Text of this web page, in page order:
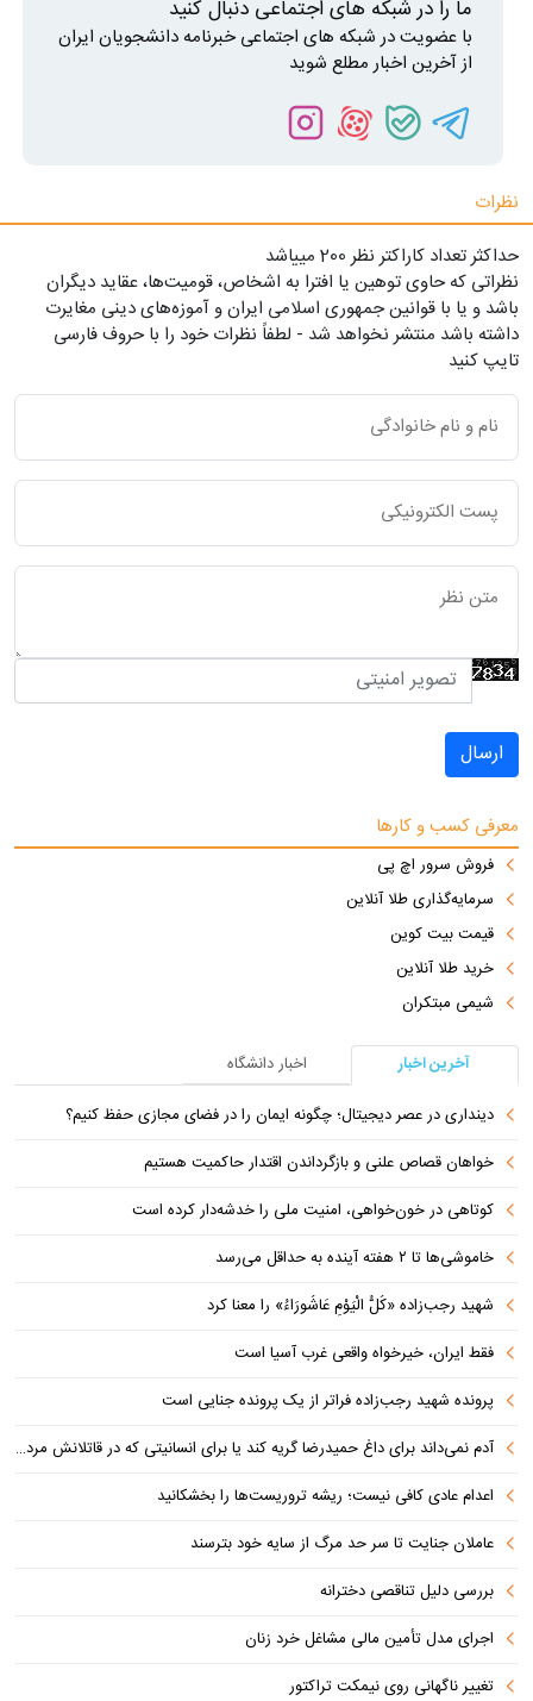
ما را در شبکه های اجتماعی دنبال کنید
با عضویت در شبکه های اجتماعی خبرنامه دانشجویان ایران
از آخرین اخبار مطلع شوید
نظرات
حداکثر تعداد کاراکتر نظر 200 ميياشد
نظراتی که حاوی توهین یا افترا به اشخاص، قومیت‌ها، عقاید دیگران
باشد و یا با قوانین جمهوری اسلامی ایران و آموزه‌های دینی مغایرت
داشته باشد منتشر نخواهد شد - لطفاً نظرات خود را با حروف فارسی
تایپ کنید
ارسال
معرفی کسب و کارها
فروش سرور اچ پی
سرمایه‌گذاری طلا آنلاین
قیمت بیت کوین
خرید طلا آنلاین
شیمی مبتکران
آخرین اخبار
اخبار دانشگاه
دینداری در عصر دیجیتال؛ چگونه ایمان را در فضای مجازی حفظ کنیم؟
خواهان قصاص علنی و بازگرداندن اقتدار حاکمیت هستیم
کوتاهی در خون‌خواهی، امنیت ملی را خدشه‌دار کرده است
خاموشی‌ها تا ۲ هفته آینده به حداقل می‌رسد
شهید رجب‌زاده «کُلُّ الْیَوْمِ عَاشُورَاءُ» را معنا کرد
فقط ایران، خیرخواه واقعی غرب آسیا است
پرونده شهید رجب‌زاده فراتر از یک پرونده جنایی است
آدم نمی‌داند برای داغ حمیدرضا گریه کند یا برای انسانیتی که در قاتلانش مرده است
اعدام عادی کافی نیست؛ ریشه تروریست‌ها را بخشکانید
عاملان جنایت تا سر حد مرگ از سایه خود بترسند
بررسی دلیل تناقصی دخترانه
اجرای مدل تأمین مالی مشاغل خرد زنان
تغییر ناگهانی روی نیمکت تراکتور